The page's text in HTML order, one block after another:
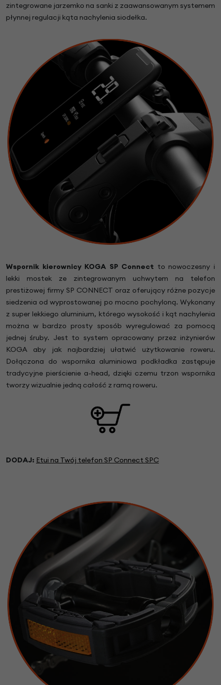
zintegrowane jarzemko na sanki z zaawansowanym systemem
płynnej regulacji kąta nachylenia siodełka.
Wspornik kierownicy KOGA SP Connect to nowoczesny i
lekki mostek ze zintegrowanym uchwytem na telefon
prestiżowej firmy SP CONNECT oraz oferujący różne pozycje
siedzenia od wyprostowanej po mocno pochyloną. Wykonany
z super lekkiego aluminium, którego wysokość i kąt nachylenia
można w bardzo prosty sposób wyregulować za pomocą
jednej śruby. Jest to system opracowany przez inżynierów
KOGA aby jak najbardziej ułatwić użytkowanie roweru.
Dołączona do wspornika aluminiowa podkładka zastępuje
tradycyjne pierścienie a-head, dzięki czemu trzon wspornika
tworzy wizualnie jedną całość z ramą roweru.
DODAJ: Etui na Twój telefon SP Connect SPC